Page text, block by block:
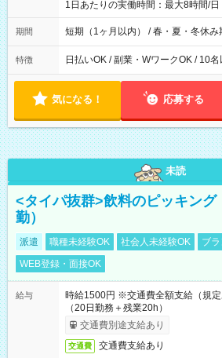
1日あたりの実働時間：最大8時間/
1h） ※現場により開始時間が異なる
期間 短期（1ヶ月以内） / 春・夏・冬休み
特徴 日払いOK / 副業・WワークOK / 10
気になる！ 応募する
未読
<タイパ抜群>飲料のピッキング
勤）
派遣 職種未経験OK 社会人未経験OK
ブ
WEB登録・面接OK
給与
時給1500円 ※交通費全額支給（規
（20日勤務＋残業20h）
交通費別途支給あり
交通費 交通費支給あり